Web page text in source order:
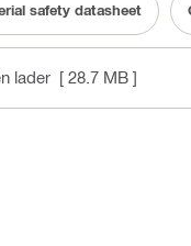
safety datasheet
lader [ 28.7 MB ]